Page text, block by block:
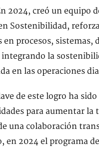
2024, creó un equipo
Sostenibilidad,
en procesos, sistemas,
integrando la
en las operaciones
de este logro ha
para aumentar la
una colaboración
en 2024 el programa